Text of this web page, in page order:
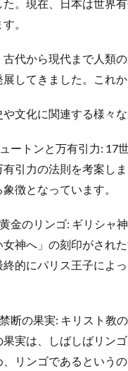
。現在、日本は世界
。
古代から現代まで人類
してきました。これ
文化に関連する様々
ートンと万有引力: 17
引力の法則を考案し
徴となっています。
金のリンゴ: ギリシャ
女神へ」の刻印がされ
的にパリス王子によ
断の果実: キリスト教
果実は、しばしばリン
リンゴであるという